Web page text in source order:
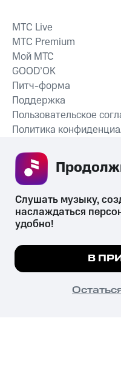
MTС Live
MTС Premium
Мой МТС
GOOD’OK
Питч-форма
Поддержка
Пользовательское
Политика
психотропных веществ, их
их незаконный оборот
законодательством
© 2026 ООО «КИОН».
Все права защищены
Мы используем
Подробнее
Слушать музыку,
наслаждаться
удобно!
В